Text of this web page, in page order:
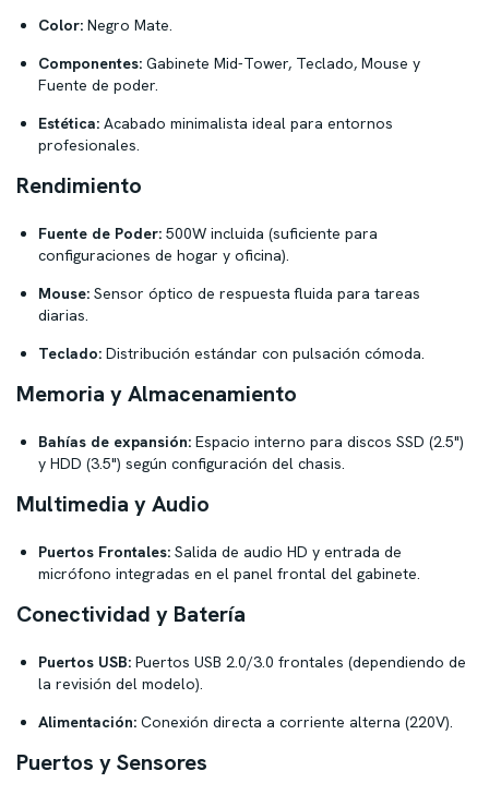
Color: Negro Mate.
Componentes: Gabinete Mid-Tower, Teclado, Mouse y
Fuente de poder.
Estética: Acabado minimalista ideal para entornos
profesionales.
Rendimiento
Fuente de Poder: 500W incluida (suficiente para
configuraciones de hogar y oficina).
Mouse: Sensor óptico de respuesta fluida para tareas
diarias.
Teclado: Distribución estándar con pulsación cómoda.
Memoria y Almacenamiento
Bahías de expansión: Espacio interno para discos SSD (2.5")
y HDD (3.5") según configuración del chasis.
Multimedia y Audio
Puertos Frontales: Salida de audio HD y entrada de
micrófono integradas en el panel frontal del gabinete.
Conectividad y Batería
Puertos USB: Puertos USB 2.0/3.0 frontales (dependiendo de
la revisión del modelo).
Alimentación: Conexión directa a corriente alterna (220V).
Puertos y Sensores